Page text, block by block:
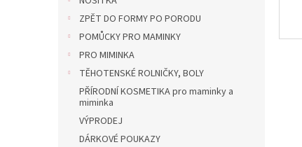
ZPĚT DO FORMY PO PORODU
POMŮCKY PRO MAMINKY
PRO MIMINKA
TĚHOTENSKÉ ROLNIČKY, BOLY
PŘÍRODNÍ KOSMETIKA pro maminky a
miminka
VÝPRODEJ
DÁRKOVÉ POUKAZY